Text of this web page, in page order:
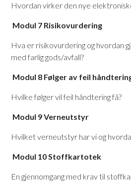
Hvordan virker den nye
Modul 7 Risikovurdering
Hva er risikovurdering og hvordan
med farlig gods/avfall?
Modul 8 Følger av feil
Hvilke følger vil feil håndtering få?
Modul 9 Verneutstyr
Hvilket verneutstyr har vi og
Modul 10 Stoffkartotek
En gjennomgang med krav til